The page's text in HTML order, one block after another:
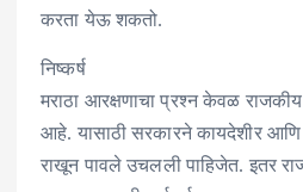
करता येऊ शकतो.
निष्कर्ष
मराठा आरक्षणाचा प्रश्न केवळ
आहे. यासाठी सरकारने कायदेशीर
राखून पावले उचलली पाहिजेत. इतर